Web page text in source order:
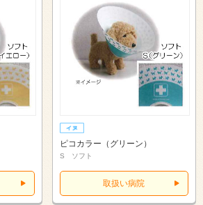
ピコカラー（グリーン）
S ソフト
取扱い病院